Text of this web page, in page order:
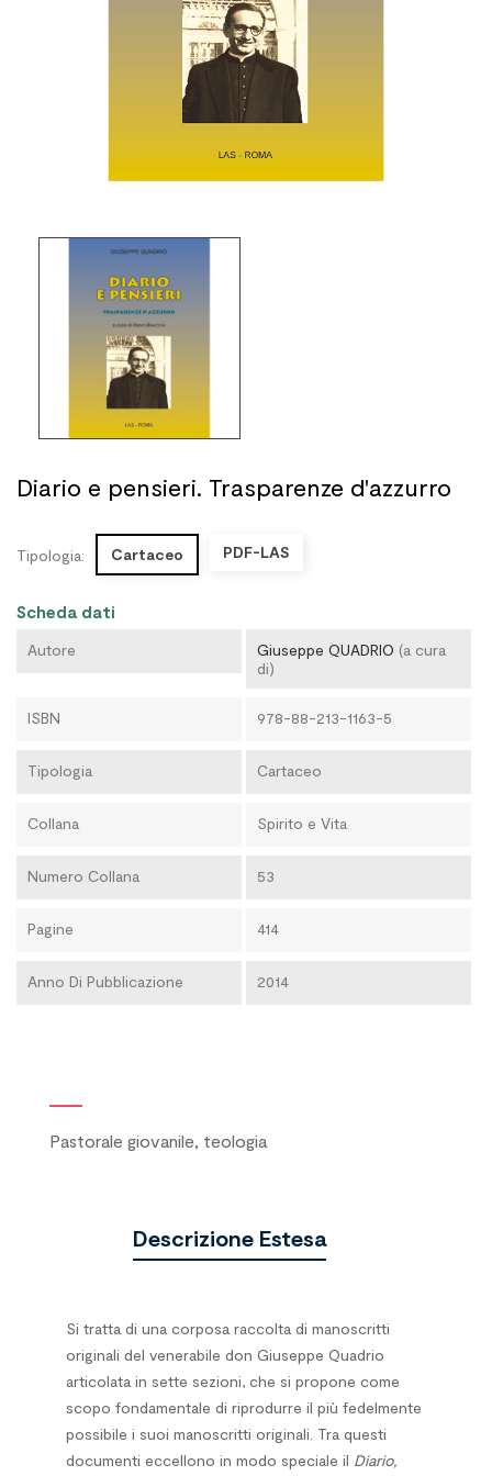
Diario e pensieri. Trasparenze d'azzurro
Tipologia: Cartaceo PDF-LAS
Scheda dati
Autore Giuseppe QUADRIO (a cura
di)
ISBN 978-88-213-1163-5
Tipologia Cartaceo
Collana Spirito e Vita
Numero Collana 53
Pagine 414
Anno Di Pubblicazione 2014
Pastorale giovanile, teologia
Descrizione Estesa
Si tratta di una corposa raccolta di manoscritti
originali del venerabile don Giuseppe Quadrio
articolata in sette sezioni, che si propone come
scopo fondamentale di riprodurre il più fedelmente
possibile i suoi manoscritti originali. Tra questi
documenti eccellono in modo speciale il Diario,